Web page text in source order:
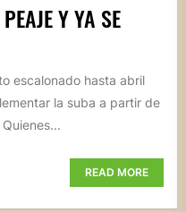
Y YA SE
escalonado hasta abril
la suba a partir de
READ MORE